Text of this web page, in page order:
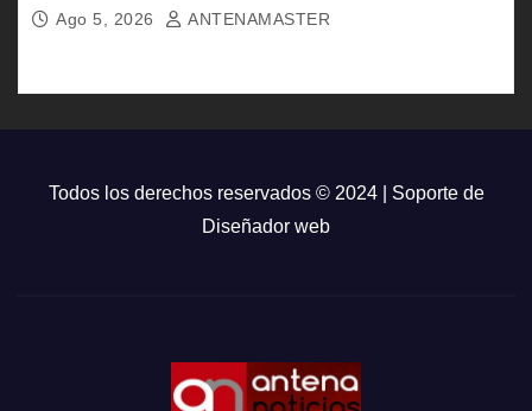
Ago 5, 2026 ANTENAMASTER
Todos los derechos reservados © 2024 | Soporte de
Diseñador web